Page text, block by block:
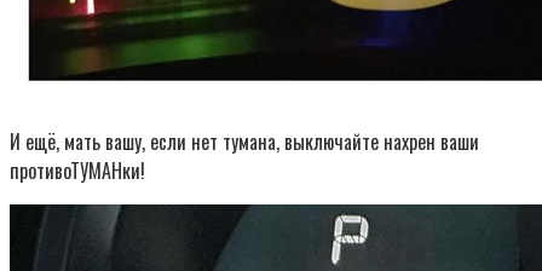
И ещё, мать вашу, если нет тумана, выключайте нахрен ваши
противоТУМАНки!